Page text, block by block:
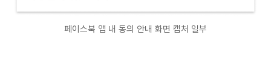
페이스북 앱 내 동의 안내 화면 캡처 일부